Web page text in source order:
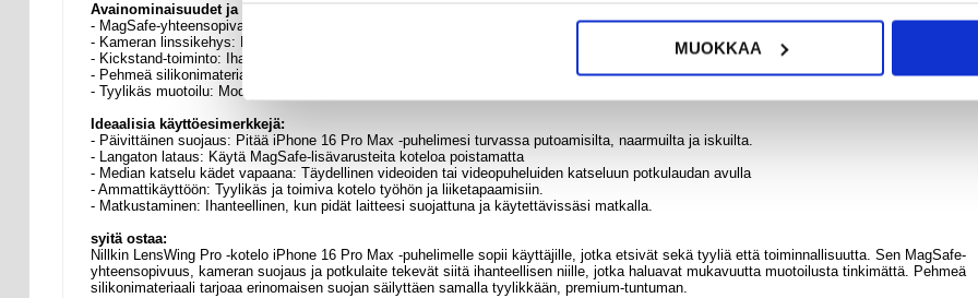
MUOKKAA
Avainominaisuudet ja tekniset tiedot:
- MagSafe-yhteensopiva: Saumaton langaton lataus ja lisävarusteiden kiinnitys
- Kameran linssikehys: Lisäsuojaus kameran objektiiveille
- Kickstand-toiminto: Ihanteellinen median katseluun ilman käsiä
- Pehmeä silikonimateriaali: Mukava ote ja parempi suojaus
- Tyylikäs muotoilu: Moderni, ensiluokkainen ulkoasu laitteellesi.
Ideaalisia käyttöesimerkkejä:
- Päivittäinen suojaus: Pitää iPhone 16 Pro Max -puhelimesi turvassa putoamisilta, naarmuilta ja iskuilta.
- Langaton lataus: Käytä MagSafe-lisävarusteita koteloa poistamatta
- Median katselu kädet vapaana: Täydellinen videoiden tai videopuheluiden katseluun potkulaudan avulla
- Ammattikäyttöön: Tyylikäs ja toimiva kotelo työhön ja liiketapaamisiin.
- Matkustaminen: Ihanteellinen, kun pidät laitteesi suojattuna ja käytettävissäsi matkalla.
syitä ostaa:
Nillkin LensWing Pro -kotelo iPhone 16 Pro Max -puhelimelle sopii käyttäjille, jotka etsivät sekä tyyliä että toiminnallisuutta. Sen MagSafe-
yhteensopivuus, kameran suojaus ja potkulaite tekevät siitä ihanteellisen niille, jotka haluavat mukavuutta muotoilusta tinkimättä. Pehmeä
silikonimateriaali tarjoaa erinomaisen suojan säilyttäen samalla tyylikkään, premium-tuntuman.